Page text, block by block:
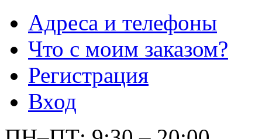
Адреса и телефоны
Что с моим заказом?
Регистрация
Вход